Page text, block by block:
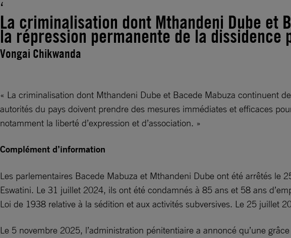
La criminalisation dont Mthandeni Dube et
la répression permanente de la dissidence
Vongai Chikwanda
« La criminalisation dont Mthandeni Dube et Bacede Mabuza continuent
autorités du pays doivent prendre des mesures immédiates et efficaces
notamment la liberté d’expression et d’association. »
Complément d’information
Les parlementaires Bacede Mabuza et Mthandeni Dube ont été arrêtés
Eswatini. Le 31 juillet 2024, ils ont été condamnés à 85 ans et 58 ans
Loi de 1938 relative à la sédition et aux activités subversives. Le 25 juillet
Le 5 novembre 2025, l’administration pénitentiaire a annoncé qu’une